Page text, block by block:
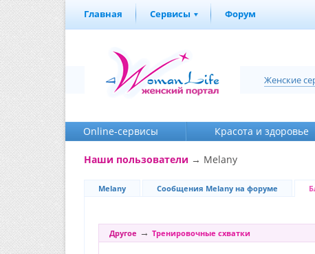
Главная Сервисы Форум
Женские
Online-cервисы Красота и здоровье
Наши пользователи → Melany
Melany Сообщения Melany на форуме
Другое → Тренировочные схватки